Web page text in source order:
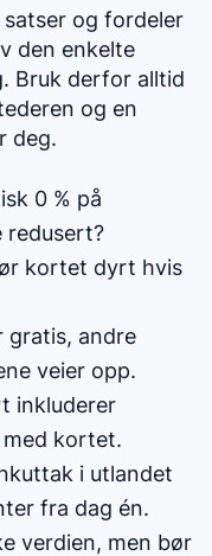
og fordeler
den enkelte
Bruk derfor alltid
og en
deg.
0 % på
redusert?
kortet dyrt hvis
gratis, andre
veier opp.
inkluderer
kortet.
i utlandet
fra dag én.
verdien, men bør